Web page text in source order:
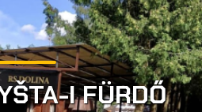
I FÜRDŐ